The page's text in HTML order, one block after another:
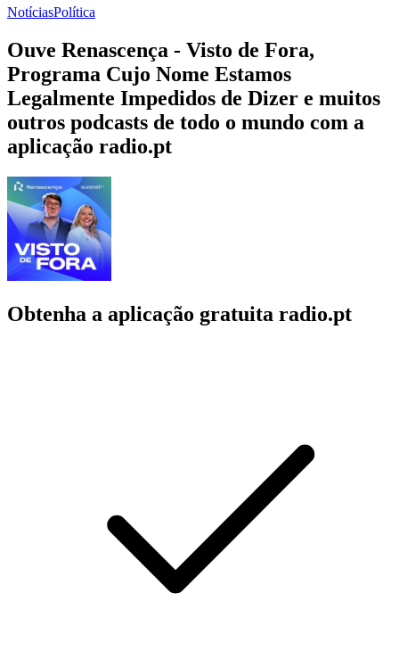
NotíciasPolítica
Ouve Renascença - Visto de Fora,
Programa Cujo Nome Estamos
Legalmente Impedidos de Dizer e muitos
outros podcasts de todo o mundo com a
aplicação radio.pt
Obtenha a aplicação gratuita radio.pt